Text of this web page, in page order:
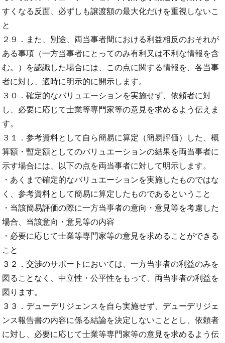
すくなる反面、必ずしも譲渡額の最大化だけを重視しないこ
と
２９．また、別途、両当事者間における利益相反のおそれが
ある事項（一方当事者にとってのみ有利又は不利な情報を含
む。）を認識した場合には、この点に関する情報を、各当事
者に対し、適時に明示的に開示します。
３０．確定的なバリュエーションを実施せず、依頼者に対
し、必要に応じて士業等専門家等の意見を求めるよう伝えま
す。
３１．参考資料として自ら簡易に算定（簡易評価）した、概
算額・暫定額としてのバリュエーションの結果を両当事者に
示す場合には、以下の点を両当事者に対して明示します。
・あくまで確定的なバリュエーションを実施したものではな
く、参考資料として簡易に算定したものであるということ
・当該簡易評価の際に一方当事者の意向・意見等を考慮した
場合、当該意向・意見等の内容
・必要に応じて士業等専門家等の意見を求めることができる
こと
３２．交渉のサポートにおいては、一方当事者の利益のみを
図ることなく、中立性・公平性をもって、両当事者の利益を
図ります。
３３．デューデリジェンスを自ら実施せず、デューデリジェ
ンス報告書の内容に係る結論を決定しないこととし、依頼者
に対し、必要に応じて士業等専門家等の意見を求めるよう伝